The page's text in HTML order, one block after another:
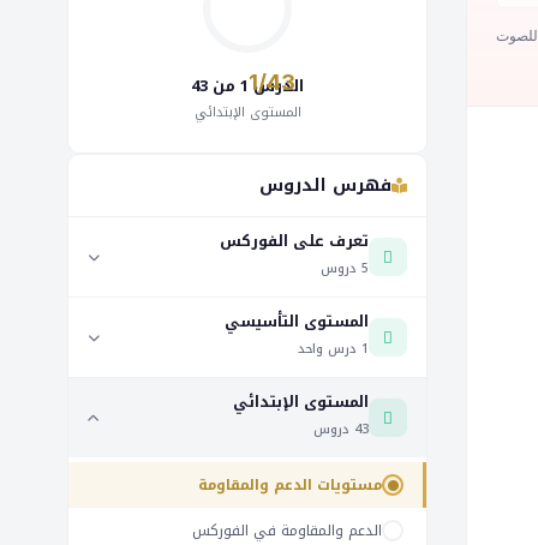
للصوت
1/43
الدرس 1 من 43
المستوى الإبتدائي
فهرس الدروس
تعرف على الفوركس
5 دروس
ما هو الفوركس؟
من يتداول في الفوركس
المستوى التأسيسي
1 درس واحد
المستوى التأسيسي
المستوى الإبتدائي
43 دروس
مستويات الدعم والمقاومة
الدعم والمقاومة في الفوركس